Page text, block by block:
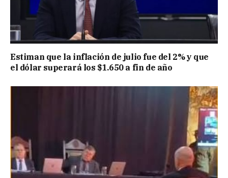
Estiman que la inflación de julio fue del 2% y que
el dólar superará los $1.650 a fin de año